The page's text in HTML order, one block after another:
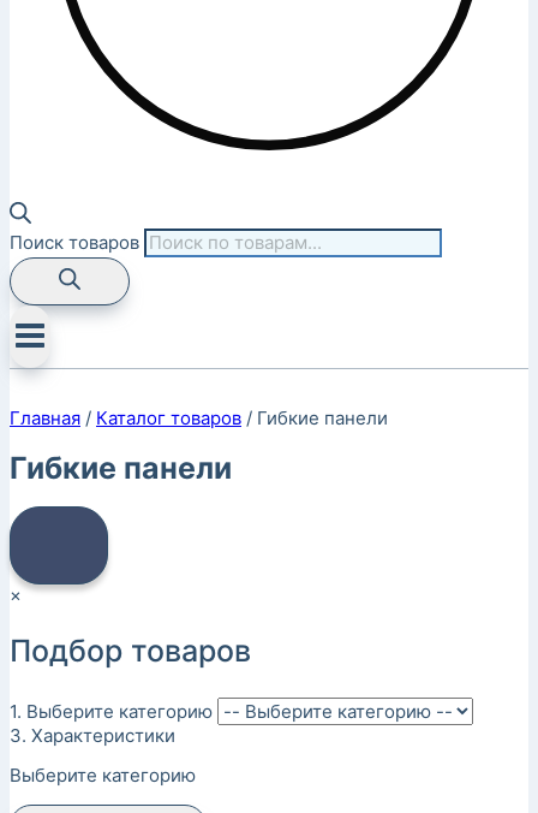
Поиск товаров
Главная / Каталог товаров / Гибкие панели
Гибкие панели
×
Подбор товаров
1. Выберите категорию
3. Характеристики
Выберите категорию